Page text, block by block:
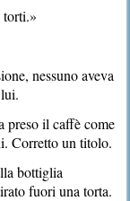
torti.»
nessuno aveva
preso il caffè come
Corretto un titolo.
bottiglia
fuori una torta.